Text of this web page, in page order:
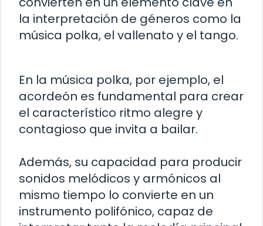
la interpretación de géneros como la
música polka, el vallenato y el tango.
En la música polka, por ejemplo, el
acordeón es fundamental para crear
el característico ritmo alegre y
contagioso que invita a bailar.
Además, su capacidad para producir
sonidos melódicos y armónicos al
mismo tiempo lo convierte en un
instrumento polifónico, capaz de